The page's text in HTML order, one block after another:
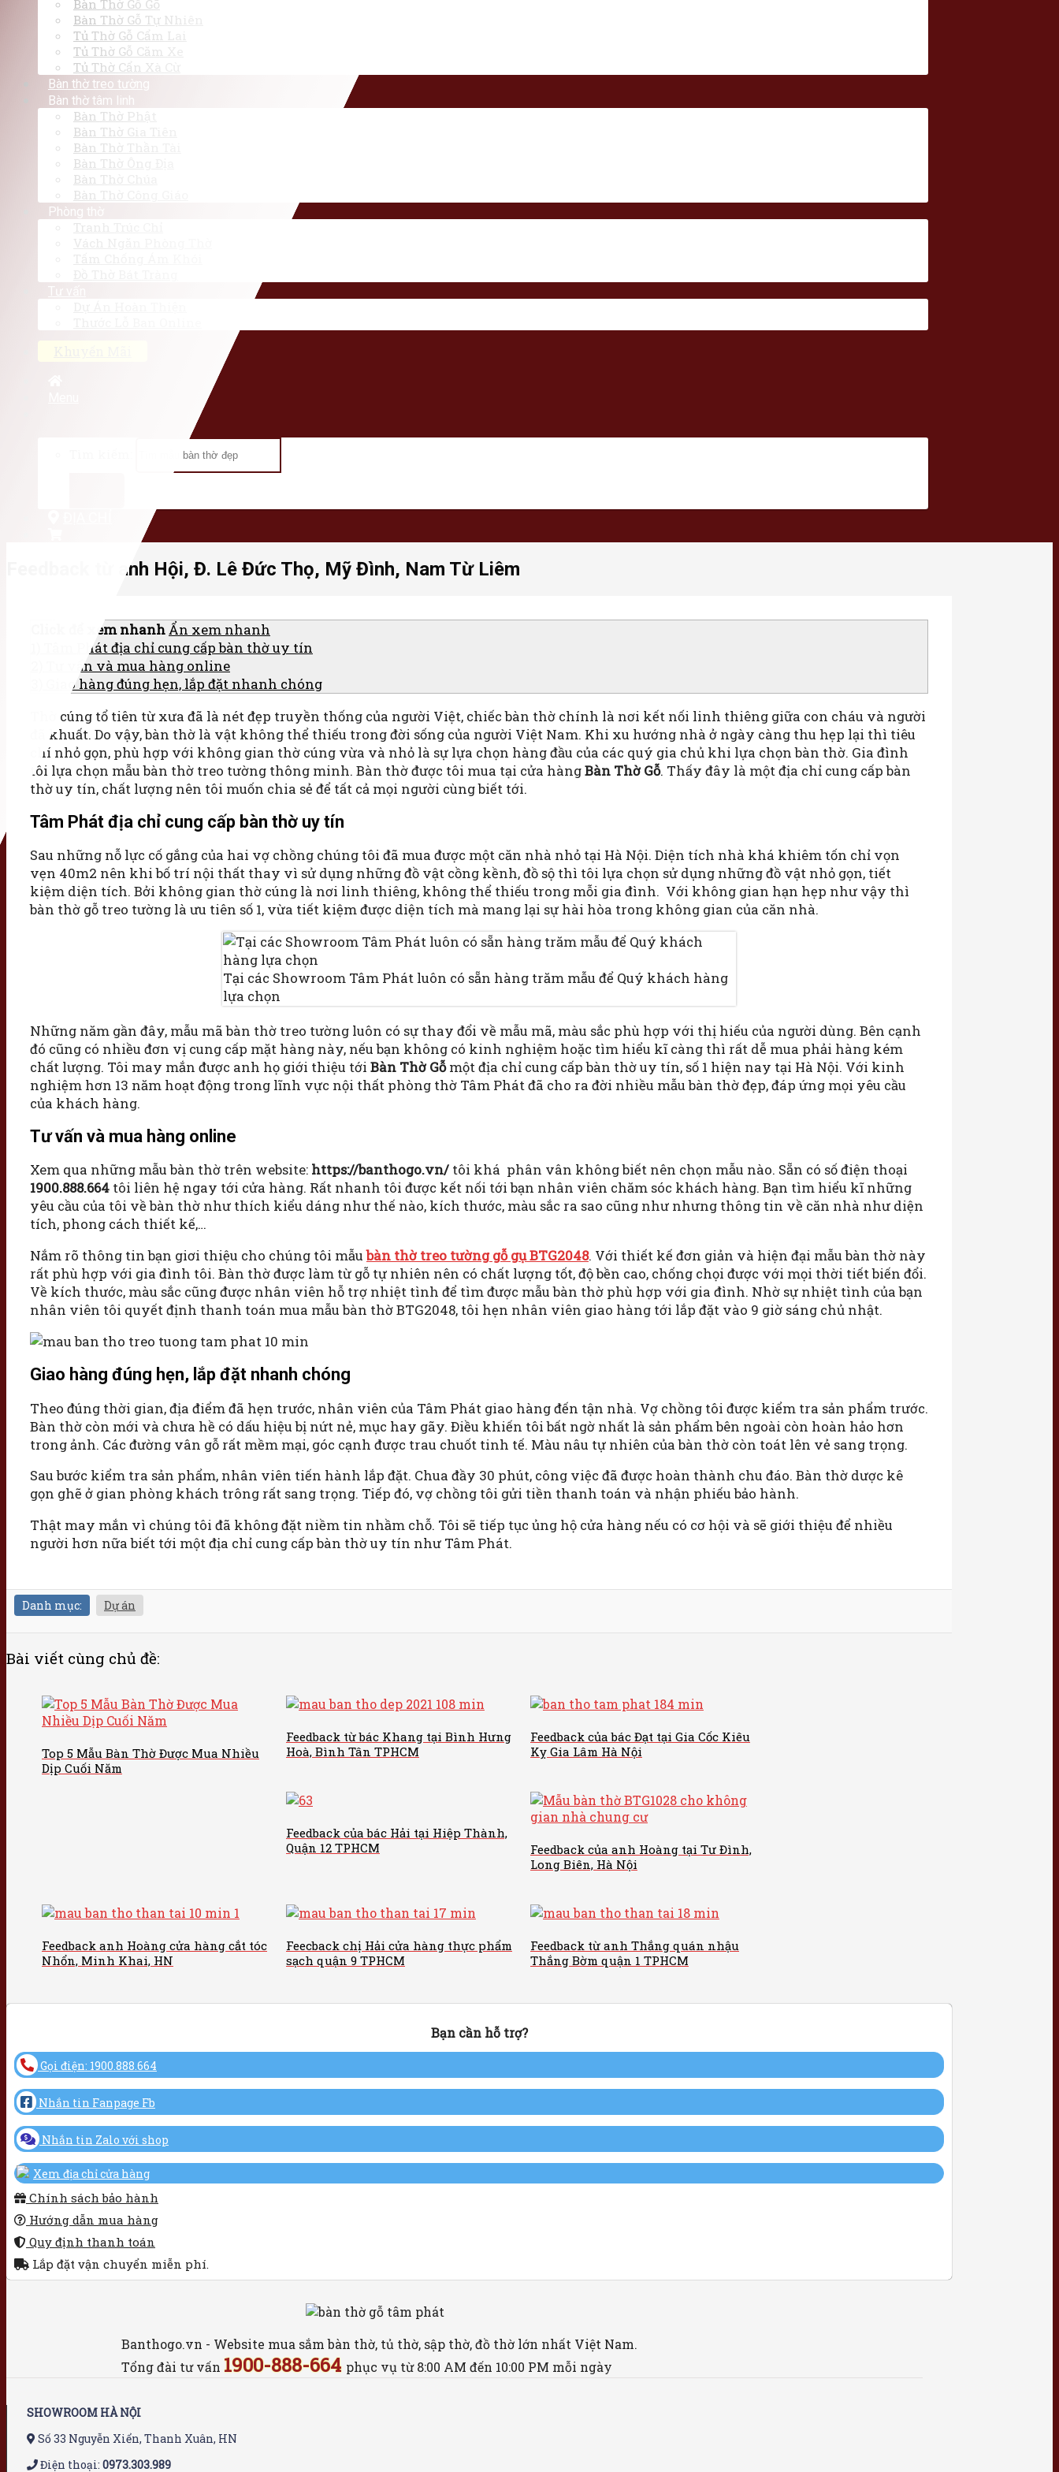
Bàn Thờ Gỗ Gõ
Bàn Thờ Gỗ Tự Nhiên
Tủ Thờ Gỗ Cẩm Lai
Tủ Thờ Gỗ Căm Xe
Tủ Thờ Cẩn Xà Cừ
Bàn thờ treo tường
Bàn thờ tâm linh
Bàn Thờ Phật
Bàn Thờ Gia Tiên
Bàn Thờ Thần Tài
Bàn Thờ Ông Địa
Bàn Thờ Chúa
Bàn Thờ Công Giáo
Phòng thờ
Tranh Trúc Chỉ
Vách Ngăn Phòng Thờ
Feedback từ anh Hội, Đ. Lê Đức Thọ, Mỹ Đình, Nam Từ Liêm
Click để xem nhanhẨn xem nhanh
Tâm Phát địa chỉ cung cấp bàn thờ uy tín
Tư vấn và mua hàng online
Giao hàng đúng hẹn, lắp đặt nhanh chóng
Thờ cúng tổ tiên từ xưa đã là nét đẹp truyền thống của người Việt, chiếc bàn thờ chính là nơi kết nối linh thiêng giữa con cháu và người
đã khuất. Do vậy, bàn thờ là vật không thể thiếu trong đời sống của người Việt Nam. Khi xu hướng nhà ở ngày càng thu hẹp lại thì tiêu
chí nhỏ gọn, phù hợp với không gian thờ cúng vừa và nhỏ là sự lựa chọn hàng đầu của các quý gia chủ khi lựa chọn bàn thờ. Gia đình
tôi lựa chọn mẫu bàn thờ treo tường thông minh. Bàn thờ được tôi mua tại cửa hàngBàn Thờ Gỗ. Thấy đây là một địa chỉ cung cấp bàn
thờ uy tín, chất lượng nên tôi muốn chia sẻ để tất cả mọi người cùng biết tới.
Tâm Phát địa chỉ cung cấp bàn thờ uy tín
Sau những nỗ lực cố gắng của hai vợ chồng chúng tôi đã mua được một căn nhà nhỏ tại Hà Nội. Diện tích nhà khá khiêm tốn chỉ vọn
vẹn 40m2 nên khi bố trí nội thất thay vì sử dụng những đồ vật cồng kềnh, đồ sộ thì tôi lựa chọn sử dụng những đồ vật nhỏ gọn, tiết
kiệm diện tích. Bởi không gian thờ cúng là nơi linh thiêng, không thể thiếu trong mỗi gia đình. Với không gian hạn hẹp như vậy thì
bàn thờ gỗ treo tường là ưu tiên số 1, vừa tiết kiệm được diện tích mà mang lại sự hài hòa trong không gian của căn nhà.
Tại các Showroom Tâm Phát luôn có sẵn hàng trăm mẫu để Quý khách hàng
lựa chọn
Những năm gần đây, mẫu mã bàn thờ treo tường luôn có sự thay đổi về mẫu mã, màu sắc phù hợp với thị hiếu của người dùng. Bên cạnh
đó cũng có nhiều đơn vị cung cấp mặt hàng này, nếu bạn không có kinh nghiệm hoặc tìm hiểu kĩ càng thì rất dễ mua phải hàng kém
chất lượng. Tôi may mắn được anh họ giới thiệu tới Bàn Thờ Gỗmột địa chỉ cung cấp bàn thờ uy tín, số 1 hiện nay tại Hà Nội. Với kinh
nghiệm hơn 13 năm hoạt động trong lĩnh vực nội thất phòng thờ Tâm Phát đã cho ra đời nhiều mẫu bàn thờ đẹp, đáp ứng mọi yêu cầu
của khách hàng.
Tư vấn và mua hàng online
Xem qua những mẫu bàn thờ trên website: https://banthogo.vn/ tôi khá phân vân không biết nên chọn mẫu nào. Sẵn có số điện thoại
1900.888.664 tôi liên hệ ngay tới cửa hàng. Rất nhanh tôi được kết nối tới bạn nhân viên chăm sóc khách hàng. Bạn tìm hiểu kĩ những
yêu cầu của tôi về bàn thờ như thích kiểu dáng như thế nào, kích thước, màu sắc ra sao cũng như nhưng thông tin về căn nhà như diện
tích, phong cách thiết kế,…
Nắm rõ thông tin bạn giơi thiệu cho chúng tôi mẫubàn thờ treo tường gỗ gụ BTG2048. Với thiết kế đơn giản và hiện đại mẫu bàn thờ này
rất phù hợp với gia đình tôi. Bàn thờ được làm từ gỗ tự nhiên nên có chất lượng tốt, độ bền cao, chống chọi được với mọi thời tiết biến đổi.
Về kích thước, màu sắc cũng được nhân viên hỗ trợ nhiệt tình để tìm được mẫu bàn thờ phù hợp với gia đình. Nhờ sự nhiệt tình của bạn
nhân viên tôi quyết định thanh toán mua mẫu bàn thờ BTG2048, tôi hẹn nhân viên giao hàng tới lắp đặt vào 9 giờ sáng chủ nhật.
Giao hàng đúng hẹn, lắp đặt nhanh chóng
Theo đúng thời gian, địa điểm đã hẹn trước, nhân viên của Tâm Phát giao hàng đến tận nhà. Vợ chồng tôi được kiểm tra sản phẩm trước.
Bàn thờ còn mới và chưa hề có dấu hiệu bị nứt nẻ, mục hay gãy. Điều khiến tôi bất ngờ nhất là sản phẩm bên ngoài còn hoàn hảo hơn
trong ảnh. Các đường vân gỗ rất mềm mại, góc cạnh được trau chuốt tinh tế. Màu nâu tự nhiên của bàn thờ còn toát lên vẻ sang trọng.
Sau bước kiểm tra sản phẩm, nhân viên tiến hành lắp đặt. Chua đầy 30 phút, công việc đã được hoàn thành chu đáo. Bàn thờ dược kê
gọn ghẽ ở gian phòng khách trông rất sang trọng. Tiếp đó, vợ chồng tôi gửi tiền thanh toán và nhận phiếu bảo hành.
Thật may mắn vì chúng tôi đã không đặt niềm tin nhầm chỗ. Tôi sẽ tiếp tục ủng hộ cửa hàng nếu có cơ hội và sẽ giới thiệu để nhiều
người hơn nữa biết tới một địa chỉ cung cấp bàn thờ uy tín như Tâm Phát.
Danh mục: Dự án
Bài viết cùng chủ đề:
Top 5 Mẫu Bàn Thờ Được Mua Nhiều
Dịp Cuối Năm
Feedback từ bác Khang tại Bình Hưng
Hoà, Bình Tân TPHCM
Feedback của bác Đạt tại Gia Cốc Kiêu
Kỵ Gia Lâm Hà Nội
Feedback của bác Hải tại Hiệp Thành,
Quận 12 TPHCM
Feedback của anh Hoàng tại Tư Đình,
Long Biên, Hà Nội
Feedback anh Hoàng cửa hàng cắt tóc
Nhổn, Minh Khai, HN
Feecback chị Hải cửa hàng thực phẩm
sạch quận 9 TPHCM
Feedback từ anh Thắng quán nhậu
Thắng Bờm quận 1 TPHCM
Bạn cần hỗ trợ?
Gọi điện: 1900.888.664
Nhắn tin Fanpage Fb
Nhắn tin Zalo với shop
Xem địa chỉ cửa hàng
Chính sách bảo hành
Hướng dẫn mua hàng
Quy định thanh toán
Lắp đặt vận chuyển miễn phí.
Banthogo.vn - Website mua sắm bàn thờ, tủ thờ, sập thờ, đồ thờ lớn nhất Việt Nam.
Tổng đài tư vấn1900-888-664 phục vụ từ 8:00 AM đến 10:00 PM mỗi ngày
SHOWROOM HÀ NỘI
Số 33 Nguyễn Xiển, Thanh Xuân, HN
Điện thoại: 0973.303.989